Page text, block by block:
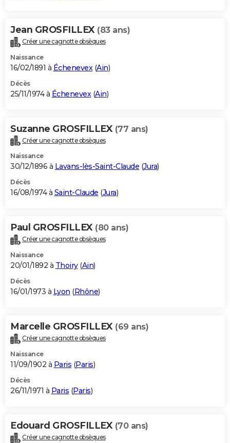
Jean GROSFILLEX (83 ans)
Créer une cagnotte obsèques
Naissance
16/02/1891 à Échenevex (Ain)
Décès
25/11/1974 à Échenevex (Ain)
Suzanne GROSFILLEX (77 ans)
Créer une cagnotte obsèques
Naissance
30/12/1896 à Lavans-lès-Saint-Claude (Jura)
Décès
16/08/1974 à Saint-Claude (Jura)
Paul GROSFILLEX (80 ans)
Créer une cagnotte obsèques
Naissance
20/01/1892 à Thoiry(Ain)
Décès
16/01/1973 à Lyon (Rhône)
Marcelle GROSFILLEX (69 ans)
Créer une cagnotte obsèques
Naissance
11/09/1902 à Paris (Paris)
Décès
26/11/1971 à Paris (Paris)
Edouard GROSFILLEX (70 ans)
Créer une cagnotte obsèques